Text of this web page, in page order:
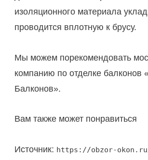
изоляционного материала
проводится вплотную к брусу.
Мы можем порекомендовать
компанию по отделке балконов
Балконов».
Вам также может понравиться
Источник: https://obzor-